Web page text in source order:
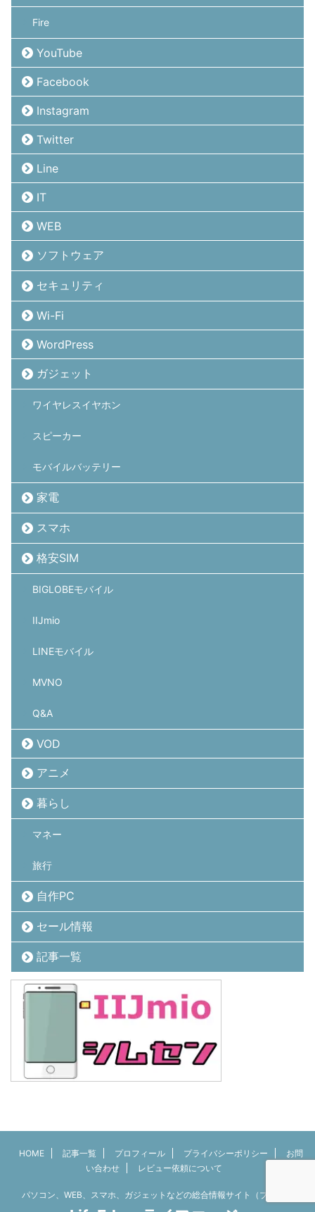
Fire
YouTube
Facebook
Instagram
Twitter
Line
IT
WEB
ソフトウェア
セキュリティ
Wi-Fi
WordPress
ガジェット
ワイヤレスイヤホン
スピーカー
モバイルバッテリー
家電
スマホ
格安SIM
BIGLOBEモバイル
IIJmio
LINEモバイル
MVNO
Q&A
VOD
アニメ
暮らし
マネー
旅行
自作PC
セール情報
記事一覧
HOME 記事一覧 プロフィール プライバシーポリシー
お問
い合わせ
レビュー依頼について
パソコン、WEB、スマホ、ガジェットなどの総合情報サイト（ブログ）